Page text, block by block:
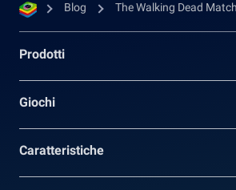
Blog The Walking Dead
Prodotti
Giochi
Caratteristiche